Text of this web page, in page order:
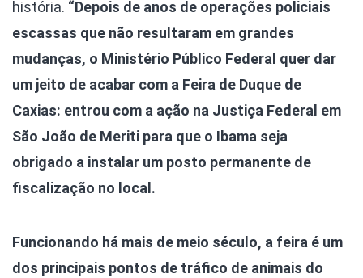
história. “Depois de anos de operações policiais
escassas que não resultaram em grandes
mudanças, o Ministério Público Federal quer dar
um jeito de acabar com a Feira de Duque de
Caxias: entrou com a ação na Justiça Federal em
São João de Meriti para que o Ibama seja
obrigado a instalar um posto permanente de
fiscalização no local.
Funcionando há mais de meio século, a feira é um
dos principais pontos de tráfico de animais do